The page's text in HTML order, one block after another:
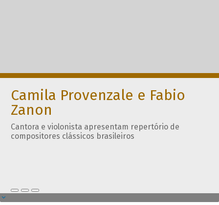
Camila Provenzale e Fabio
Zanon
Cantora e violonista apresentam repertório de
compositores clássicos brasileiros